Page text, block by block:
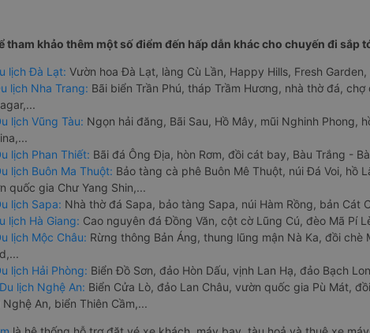
tham khảo thêm một số điểm đến hấp dẫn khác cho chuyến đi sắp
lịch Đà Lạt: Vườn hoa Đà Lạt, làng Cù Lần, Happy Hills, Fresh
lịch Nha Trang: Bãi biển Trần Phú, tháp Trầm Hương, nhà thờ đá,
lịch Vũng Tàu: Ngọn hải đăng, Bãi Sau, Hồ Mây, mũi Nghinh Phong,
lịch Phan Thiết: Bãi đá Ông Địa, hòn Rơm, đồi cát bay, Bàu Trắng -
lịch Buôn Ma Thuột: Bảo tàng cà phê Buôn Mê Thuột, núi Đá Voi, hồ
quốc gia Chư Yang Shin,...
lịch Sapa: Nhà thờ đá Sapa, bảo tàng Sapa, núi Hàm Rồng, bản
lịch Hà Giang: Cao nguyên đá Đồng Văn, cột cờ Lũng Cú, đèo Mã Pí
lịch Mộc Châu: Rừng thông Bản Áng, thung lũng mận Nà Ka, đồi
lịch Hải Phòng: Biển Đồ Sơn, đảo Hòn Dấu, vịnh Lan Hạ, đảo Bạch
Du lịch Nghệ An: Biển Cửa Lò, đảo Lan Châu, vườn quốc gia Pù Mát,
Nghệ An, biển Thiên Cầm,...